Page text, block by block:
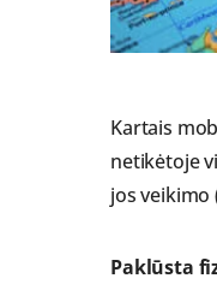
Kartais
netikėtoje
jos veikimo
Paklūsta